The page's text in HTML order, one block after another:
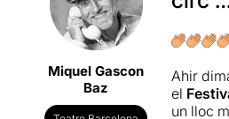
Miquel Gascon
Baz
Ahir
el
un lloc